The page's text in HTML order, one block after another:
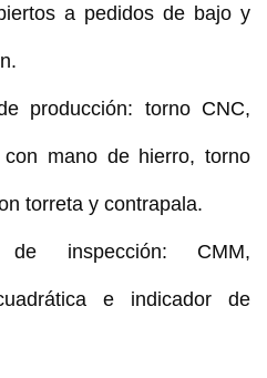
a pedidos de bajo y
producción: torno CNC,
mano de hierro, torno
torreta y contrapala.
de inspección: CMM,
e indicador de